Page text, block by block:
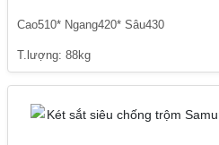
Cao510* Ngang420* Sâu430
T.lượng: 88kg